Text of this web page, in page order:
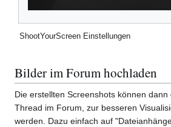
ShootYourScreen Einstellungen
Bilder im Forum hochladen
Die erstellten Screenshots können dann
Thread im Forum, zur besseren
werden. Dazu einfach auf